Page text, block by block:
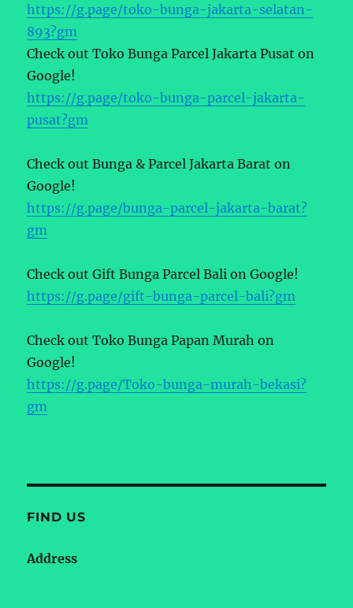
https://g.page/toko-bunga-jakarta-selatan-
893?gm
Check out Toko Bunga Parcel Jakarta Pusat on
Google!
https://g.page/toko-bunga-parcel-jakarta-
pusat?gm
Check out Bunga & Parcel Jakarta Barat on
Google!
https://g.page/bunga-parcel-jakarta-barat?
gm
Check out Gift Bunga Parcel Bali on Google!
https://g.page/gift-bunga-parcel-bali?gm
Check out Toko Bunga Papan Murah on
Google!
https://g.page/Toko-bunga-murah-bekasi?
gm
FIND US
Address